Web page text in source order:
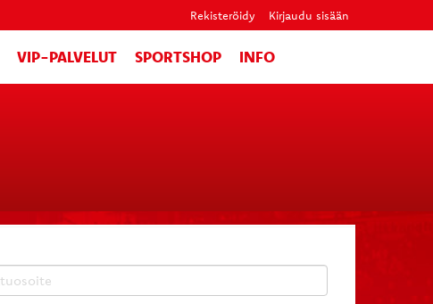
Rekisteröidy Kirjaudu sisään
VIP-PALVELUT SPORTSHOP INFO